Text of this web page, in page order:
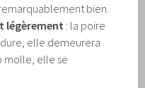
bien.
légèrement : la poire
dure, elle demeurera
molle, elle se